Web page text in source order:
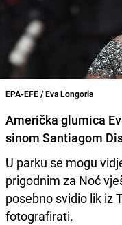
EPA-EFE / Eva Longoria
Američka glumica
sinom Santiagom
U parku se mogu
prigodnim za Noć
posebno svidio lik iz
fotografirati.